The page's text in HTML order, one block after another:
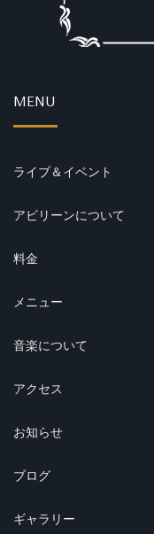
MENU
ライブ＆イベント
アビリーンについて
料金
メニュー
音楽について
アクセス
お知らせ
ブログ
ギャラリー